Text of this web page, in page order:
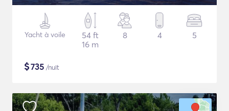
Yacht à voile
54 ft
16 m
8 4 5
$735 /nuit